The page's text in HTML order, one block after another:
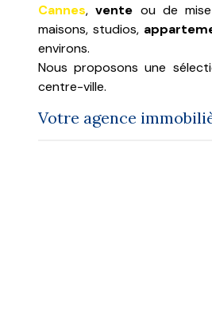
Cannes,vente ou de
maisons, studios,
environs.
Nous proposons une
centre-ville.
Votre agence